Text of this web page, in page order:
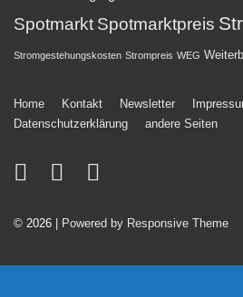
Spotmarkt Spotmarktpreis
Stromgestehungskosten Strompreis WEG
Footer-
Menü
Home Kontakt Newsletter
Datenschutzerklärung
andere Seiten
© 2026 | Powered by Responsive Theme